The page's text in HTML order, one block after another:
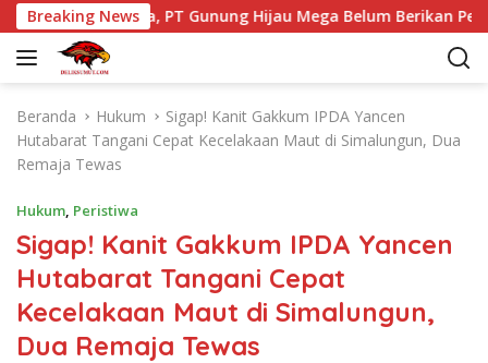
a
Breaking News
Toba, PT Gunung Hijau Mega Belum Berikan Penjelasan
Beranda Hukum
Sigap! Kanit Gakkum IPDA Yancen
Hutabarat Tangani Cepat Kecelakaan Maut di Simalungun, Dua
Remaja Tewas
Hukum, Peristiwa
Sigap! Kanit Gakkum IPDA Yancen
Hutabarat Tangani Cepat
Kecelakaan Maut di Simalungun,
Dua Remaja Tewas